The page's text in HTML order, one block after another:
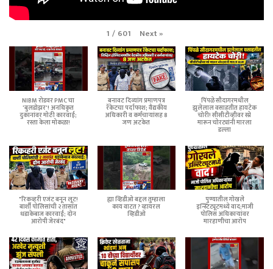
1 / 601 Next»
NIBM रोडवर PMC चा
'बुलडोझर'! अनधिकृत
दुकानांवर मोठी कारवाई;
रस्ता केला मोकळा!
बनावट दिव्यांग प्रमाणपत्र
रॅकेटचा पर्दाफाश; वैद्यकीय
अधिकारी व कर्मचाऱ्यांसह 8
जण अटकेत
पिंपळे सौदागरमधील
झुलेलाल वसाहतीत हायटेक
चोरी! सीसीटीव्हीवर स्प्रे
मारून चोरट्यांनी मारला
डल्ला
"रिकव्हरी एजंट बनून लूट!
बार्शी पोलिसांची २ तासांत
धडाकेबाज कारवाई; दोन
आरोपी जेरबंद"
ह्या व्हिडीओ बद्दल तुम्हाला
काय वाटत ? व्हायरल
व्हिडीओ
पुण्यातील गोखले
इन्स्टिट्यूटमध्ये वाद;माजी
पोलिस अधिकाऱ्यांवर
मारहाणीचा आरोप